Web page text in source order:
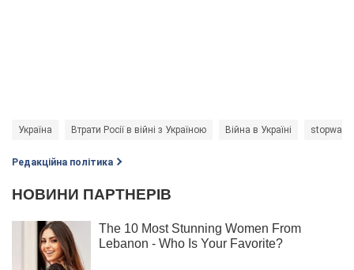
Україна Втрати Росії в війні з Україною Війна в Україні stopwar
Редакційна політика